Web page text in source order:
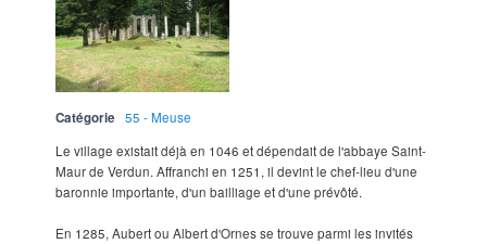
Catégorie
55 - Meuse
Le village existait déjà en 1046 et dépendait de l'abbaye Saint-
Maur de Verdun. Affranchi en 1251, il devint le chef-lieu d'une
baronnie importante, d'un bailliage et d'une prévôté.
En 1285, Aubert ou Albert d'Ornes se trouve parmi les invités